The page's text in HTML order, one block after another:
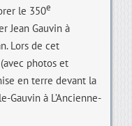
le 350e
Jean Gauvin à
Lors de cet
photos et
en terre devant la
Gauvin à L’Ancienne-